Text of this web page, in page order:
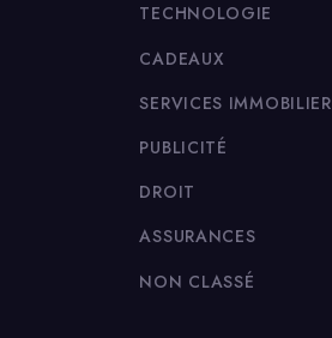
TECHNOLOGIE
CADEAUX
SERVICES IMMOBILIER
PUBLICITÉ
DROIT
ASSURANCES
NON CLASSÉ